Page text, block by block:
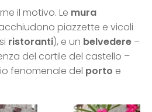
il motivo. Le mura
piazzette e vicoli
ristoranti), e un belvedere –
del cortile del castello –
fenomenale del porto e